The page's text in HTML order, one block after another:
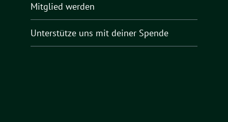
Mitglied werden
Unterstütze uns mit deiner Spende